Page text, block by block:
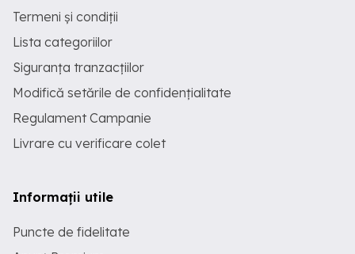
Termeni și condiții
Lista categoriilor
Siguranța tranzacțiilor
Modifică setările de confidențialitate
Regulament Campanie
Livrare cu verificare colet
Informații utile
Puncte de fidelitate